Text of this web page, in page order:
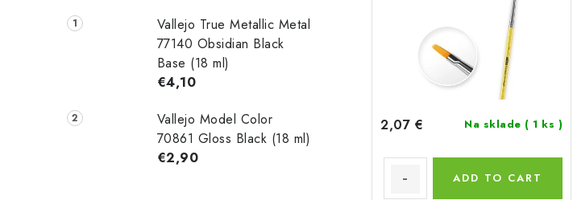
Vallejo True Metallic Metal
77140 Obsidian Black
Base (18 ml)
€4,10
Vallejo Model Color
70861 Gloss Black (18 ml)
€2,90
2,07 € Na sklade ( 1 ks )
ADD TO CART